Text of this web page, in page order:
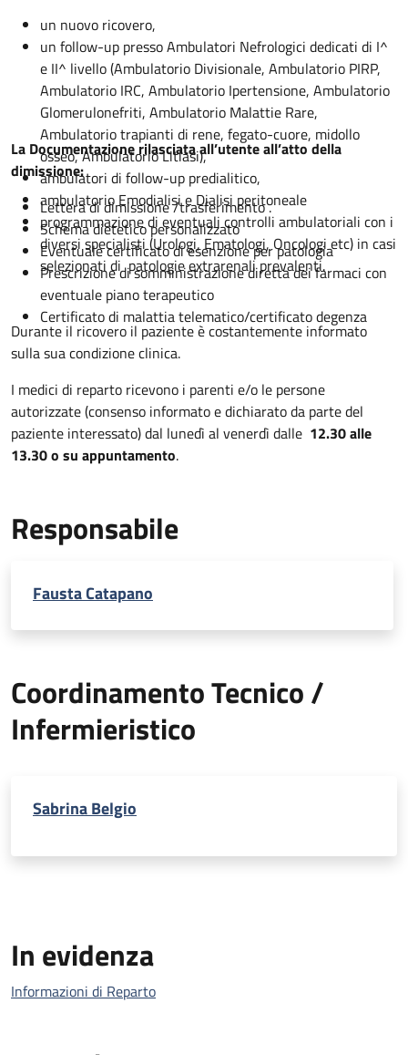
un nuovo ricovero,
un follow-up presso Ambulatori Nefrologici dedicati di I^
e II^ livello (Ambulatorio Divisionale, Ambulatorio PIRP,
Ambulatorio IRC, Ambulatorio Ipertensione, Ambulatorio
Glomerulonefriti, Ambulatorio Malattie Rare,
Ambulatorio trapianti di rene, fegato-cuore, midollo
osseo, Ambulatorio Litiasi),
ambulatori di follow-up predialitico,
ambulatorio Emodialisi e Dialisi peritoneale
programmazione di eventuali controlli ambulatoriali con i
diversi specialisti (Urologi, Ematologi, Oncologi etc) in casi
selezionati di patologie extrarenali prevalenti.
La Documentazione rilasciata all’utente all’atto della
dimissione:
Lettera di dimissione /trasferimento .
Schema dietetico personalizzato
Eventuale certificato di esenzione per patologia
Prescrizione di somministrazione diretta dei farmaci con
eventuale piano terapeutico
Certificato di malattia telematico/certificato degenza
Durante il ricovero il paziente è costantemente informato
sulla sua condizione clinica.
I medici di reparto ricevono i parenti e/o le persone
autorizzate (consenso informato e dichiarato da parte del
paziente interessato) dal lunedì al venerdì dalle 12.30 alle
13.30 o su appuntamento.
Responsabile
Fausta Catapano
Coordinamento Tecnico /
Infermieristico
Sabrina Belgio
In evidenza
Informazioni di Reparto